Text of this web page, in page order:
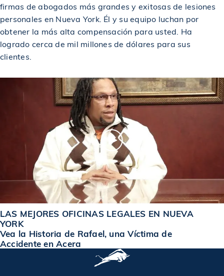
firmas de abogados más grandes y exitosas de lesiones
personales en Nueva York. Él y su equipo luchan por
obtener la más alta compensación para usted. Ha
logrado cerca de mil millones de dólares para sus
clientes.
LAS MEJORES OFICINAS LEGALES EN NUEVA
YORK
Vea la Historia de Rafael, una Víctima de
Accidente en Acera